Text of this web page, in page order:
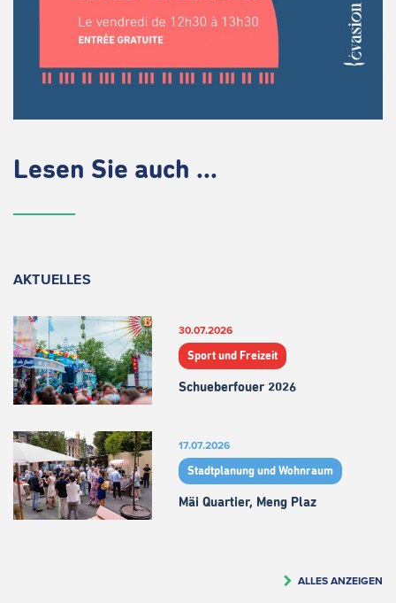
Lesen Sie auch ...
AKTUELLES
30.07.2026
Sport und Freizeit
Schueberfouer 2026
17.07.2026
Stadtplanung und Wohnraum
Mäi Quartier, Meng Plaz
ALLES ANZEIGEN